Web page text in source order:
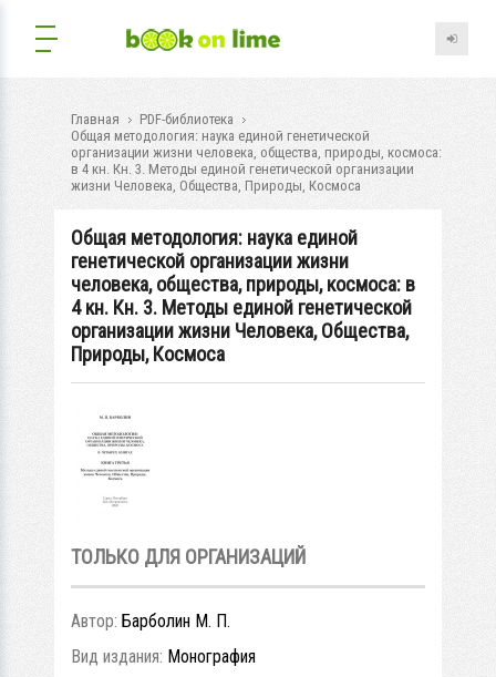
Главная
PDF-библиотека
Общая методология: наука единой генетической
организации жизни человека, общества, природы, космоса:
в 4 кн. Кн. 3. Методы единой генетической организации
жизни Человека, Общества, Природы, Космоса
Общая методология: наука единой
генетической организации жизни
человека, общества, природы, космоса: в
4 кн. Кн. 3. Методы единой генетической
организации жизни Человека, Общества,
Природы, Космоса
ТОЛЬКО ДЛЯ ОРГАНИЗАЦИЙ
Автор: Барболин М. П.
Вид издания: Монография